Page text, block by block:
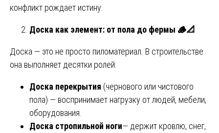
конфликт рождает истину.
Доска как элемент: от пола до фермы 🪵📐
Доска — это не просто пиломатериал. В строительстве
она выполняет десятки ролей:
Доска перекрытия (чернового или чистового
пола) — воспринимает нагрузку от людей, мебели,
оборудования.
Доска стропильной ноги— держит кровлю, снег,